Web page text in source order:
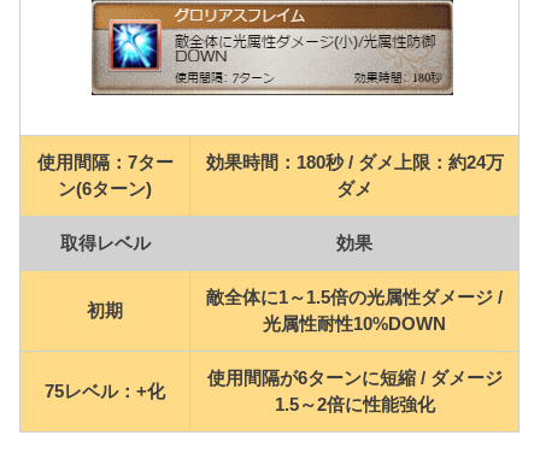
使用間隔：7ター
ン(6ターン)
効果時間：180秒 / ダメ上限：約24万
ダメ
取得レベル 効果
初期
敵全体に1～1.5倍の光属性ダメージ /
光属性耐性10%DOWN
75レベル：+化
使用間隔が6ターンに短縮 / ダメージ
1.5～2倍に性能強化